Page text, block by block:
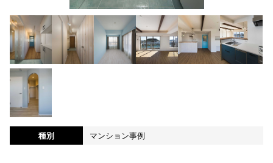
種別 マンション事例